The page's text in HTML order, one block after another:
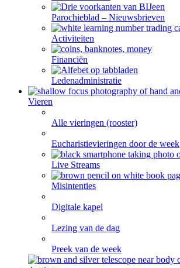
Parochieblad – Nieuwsbrieven
Activiteiten
Financiën
Ledenadministratie
Vieren
Alle vieringen (rooster)
Eucharistievieringen door de week
Live Streams
Misintenties
Digitale kapel
Lezing van de dag
Preek van de week